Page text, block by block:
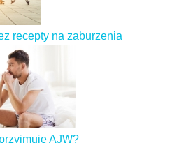
recepty na zaburzenia
AJW?